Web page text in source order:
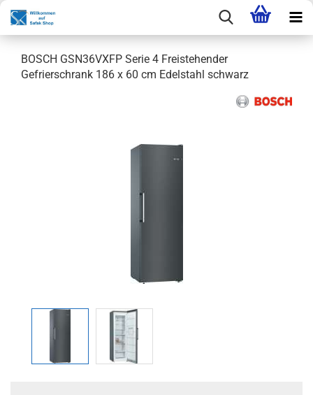
BOSCH GSN36VXFP Serie 4 Freistehender
Gefrierschrank 186 x 60 cm Edelstahl schwarz